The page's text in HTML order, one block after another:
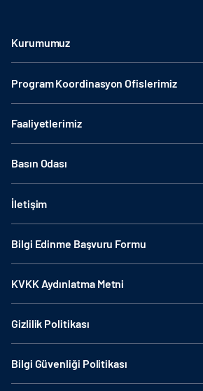
Kurumumuz
Program Koordinasyon Ofislerimiz
Faaliyetlerimiz
Basın Odası
İletişim
Bilgi Edinme Başvuru Formu
KVKK Aydınlatma Metni
Gizlilik Politikası
Bilgi Güvenliği Politikası